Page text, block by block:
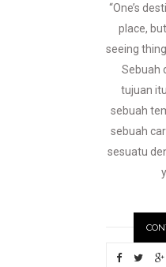
“One’s
place,
seeing
Sebuah
tujuan
sebuah
sebuah
sesuatu